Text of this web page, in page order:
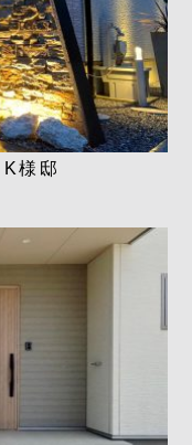
様邸